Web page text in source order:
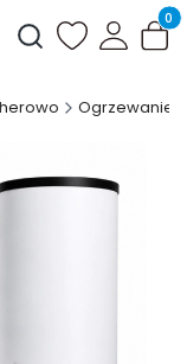
Otwórz
Ogrzewanie